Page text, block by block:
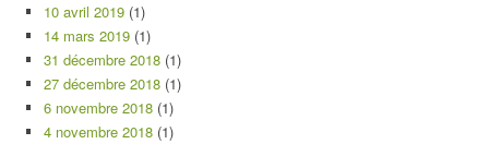
10 avril 2019 (1)
14 mars 2019 (1)
31 décembre 2018 (1)
27 décembre 2018 (1)
6 novembre 2018 (1)
4 novembre 2018 (1)